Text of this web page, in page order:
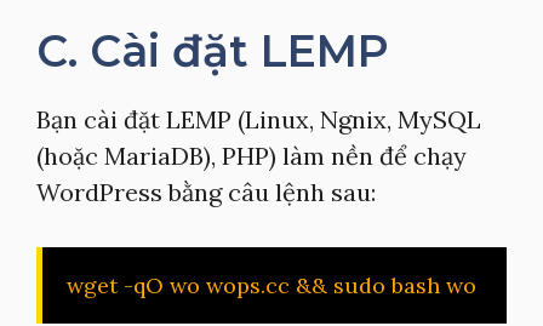
C. Cài đặt LEMP
Bạn cài đặt LEMP (Linux, Ngnix, MySQL
(hoặc MariaDB), PHP) làm nền để chạy
WordPress bằng câu lệnh sau:
wget -qO wo wops.cc && sudo bash wo